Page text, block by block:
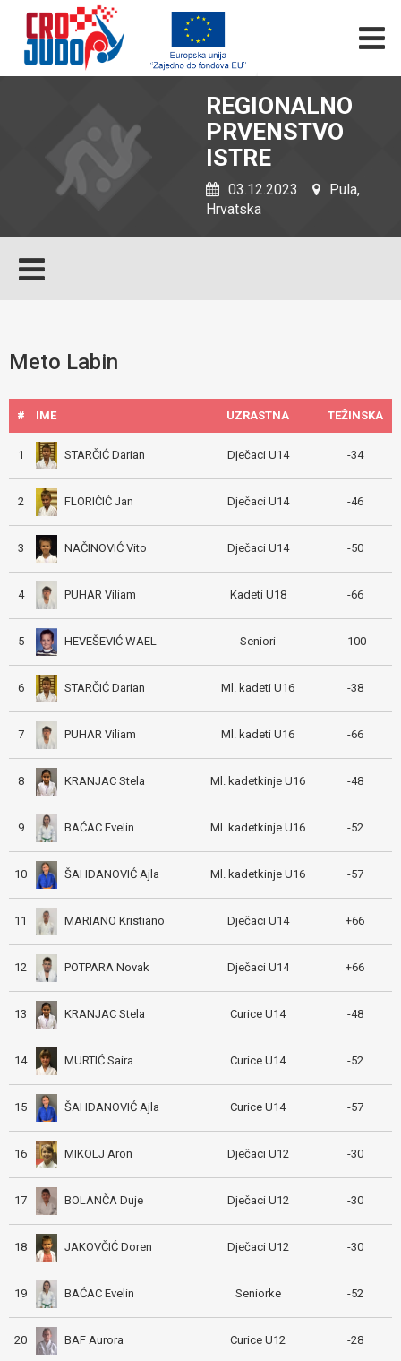
REGIONALNO
PRVENSTVO
ISTRE
03.12.2023
Pula,
Hrvatska
Meto Labin
# IME UZRASTNA TEŽINSKA
1 STARČIĆ Darian Dječaci U14 -34
2 FLORIČIĆ Jan Dječaci U14 -46
3 NAČINOVIĆ Vito Dječaci U14 -50
4 PUHAR Viliam Kadeti U18 -66
5 HEVEŠEVIĆ WAEL Seniori -100
6 STARČIĆ Darian Ml. kadeti U16 -38
7 PUHAR Viliam Ml. kadeti U16 -66
8 KRANJAC Stela Ml. kadetkinje U16 -48
9 BAĆAC Evelin Ml. kadetkinje U16 -52
10 ŠAHDANOVIĆ Ajla Ml. kadetkinje U16 -57
11 MARIANO Kristiano Dječaci U14 +66
12 POTPARA Novak Dječaci U14 +66
13 KRANJAC Stela Curice U14 -48
14 MURTIĆ Saira Curice U14 -52
15 ŠAHDANOVIĆ Ajla Curice U14 -57
16 MIKOLJ Aron Dječaci U12 -30
17 BOLANČA Duje Dječaci U12 -30
18 JAKOVČIĆ Doren Dječaci U12 -30
19 BAĆAC Evelin Seniorke -52
20 BAF Aurora Curice U12 -28